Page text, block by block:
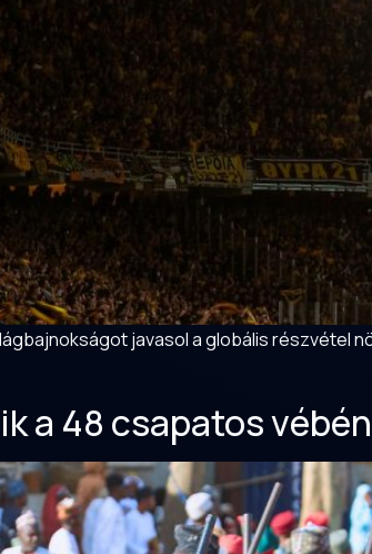
javasol a globális részvétel
a 48 csapatos vébén